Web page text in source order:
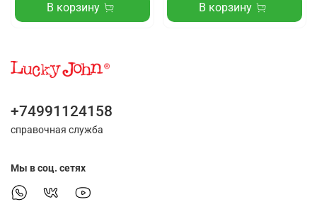
В корзину В корзину
+74991124158
справочная служба
Мы в соц. сетях